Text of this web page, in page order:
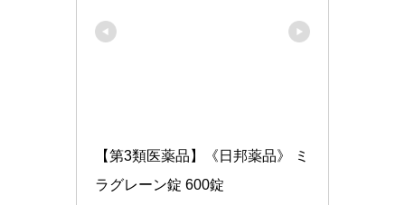
【第3類医薬品】《日邦薬品》 ミ
ラグレーン錠 600錠